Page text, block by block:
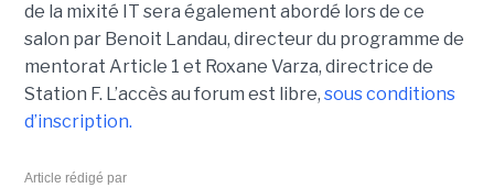
de la mixité IT sera également abordé lors de ce
salon par Benoit Landau, directeur du programme de
mentorat Article 1 et Roxane Varza, directrice de
Station F. L’accès au forum est libre, sous conditions
d’inscription.
Article rédigé par